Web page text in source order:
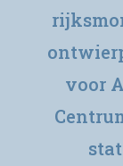
voor